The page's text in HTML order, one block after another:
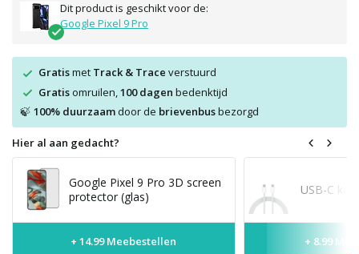
Dit product is geschikt voor de:
Google Pixel 9 Pro
Gratismet Track & Trace verstuurd
Gratisomruilen, 100 dagen bedenktijd
🍃 100% duurzaamdoor de brievenbusbezorgd
Hier al aan gedacht?
Google Pixel 9 Pro 3D screen
protector (glas)
+ 14.99 Meebestellen
USB-C
+ 8.99